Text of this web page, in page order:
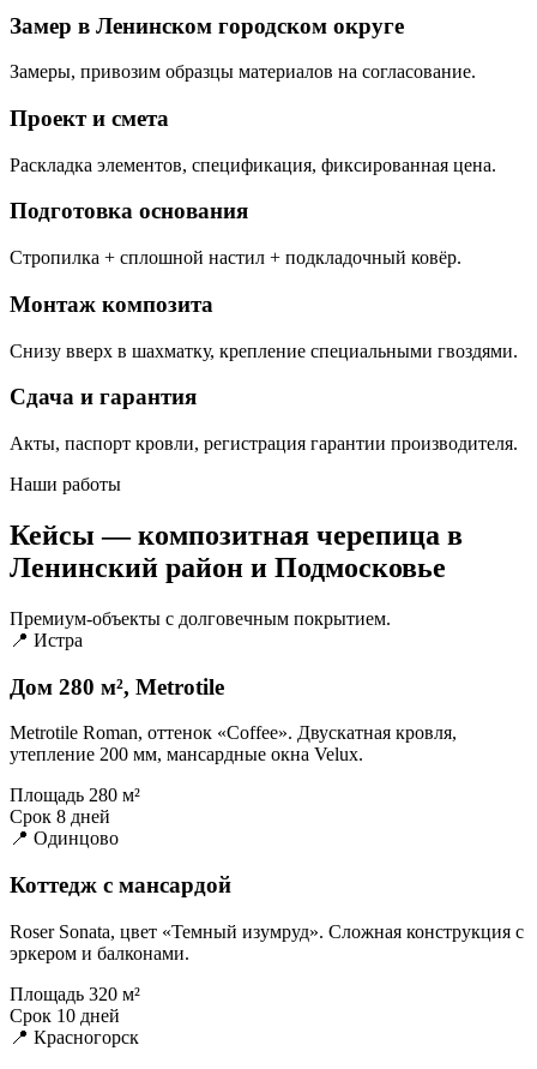
Замер в Ленинском городском округе
Замеры, привозим образцы материалов на согласование.
Проект и смета
Раскладка элементов, спецификация, фиксированная цена.
Подготовка основания
Стропилка + сплошной настил + подкладочный ковёр.
Монтаж композита
Снизу вверх в шахматку, крепление специальными гвоздями.
Сдача и гарантия
Акты, паспорт кровли, регистрация гарантии производителя.
Наши работы
Кейсы — композитная черепица в
Ленинский район и Подмосковье
Премиум-объекты с долговечным покрытием.
📍 Истра
Дом 280 м², Metrotile
Metrotile Roman, оттенок «Coffee». Двускатная кровля,
утепление 200 мм, мансардные окна Velux.
Площадь 280 м²
Срок 8 дней
📍 Одинцово
Коттедж с мансардой
Roser Sonata, цвет «Темный изумруд». Сложная конструкция с
эркером и балконами.
Площадь 320 м²
Срок 10 дней
📍 Красногорск